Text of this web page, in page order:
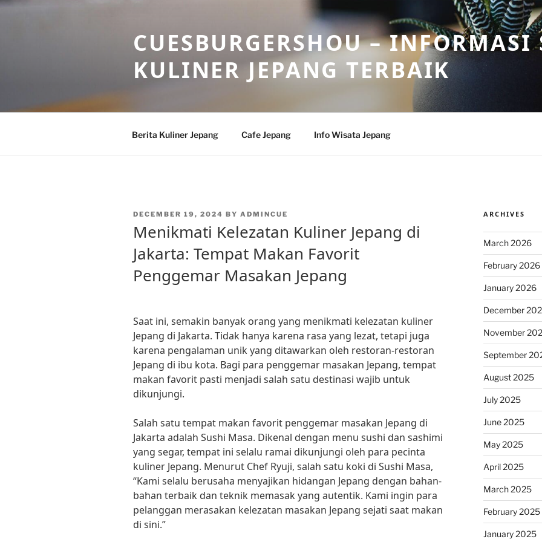
Skip
CUESBURGERSHOU – INFORMASI
KULINER JEPANG TERBAIK
Berita Kuliner Jepang Cafe Jepang Info Wisata Jepang
POSTED
DECEMBER 19, 2024 BY ADMINCUE
Menikmati Kelezatan Kuliner Jepang di
Jakarta: Tempat Makan Favorit
Penggemar Masakan Jepang
Saat ini, semakin banyak orang yang menikmati kelezatan kuliner
Jepang di Jakarta. Tidak hanya karena rasa yang lezat, tetapi juga
karena pengalaman unik yang ditawarkan oleh restoran-restoran
Jepang di ibu kota. Bagi para penggemar masakan Jepang, tempat
makan favorit pasti menjadi salah satu destinasi wajib untuk
dikunjungi.
Salah satu tempat makan favorit penggemar masakan Jepang di
Jakarta adalah Sushi Masa. Dikenal dengan menu sushi dan sashimi
yang segar, tempat ini selalu ramai dikunjungi oleh para pecinta
kuliner Jepang. Menurut Chef Ryuji, salah satu koki di Sushi Masa,
“Kami selalu berusaha menyajikan hidangan Jepang dengan bahan-
bahan terbaik dan teknik memasak yang autentik. Kami ingin para
pelanggan merasakan kelezatan masakan Jepang sejati saat makan
di sini.”
ARCHIVES
March 2026
February 2026
January 2026
December
November
September
August 2025
July 2025
June 2025
May 2025
April 2025
March 2025
February 2025
January 2025